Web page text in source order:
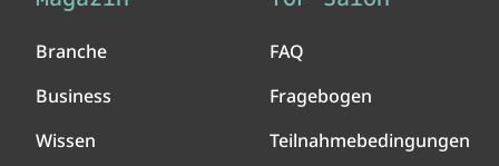
Branche
Business
Wissen
FAQ
Fragebogen
Teilnahmebedingungen